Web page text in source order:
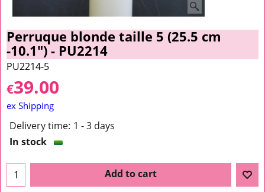
Perruque blonde taille 5 (25.5 cm
-10.1") - PU2214
PU2214-5
€39.00
ex Shipping
Delivery time: 1 - 3 days
In stock
Add to cart